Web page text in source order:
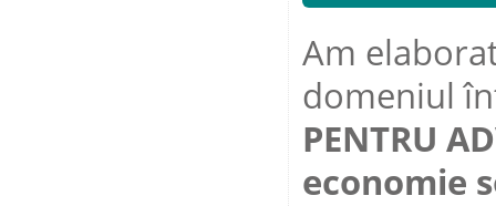
Am
domeniul
PENTRU
economie